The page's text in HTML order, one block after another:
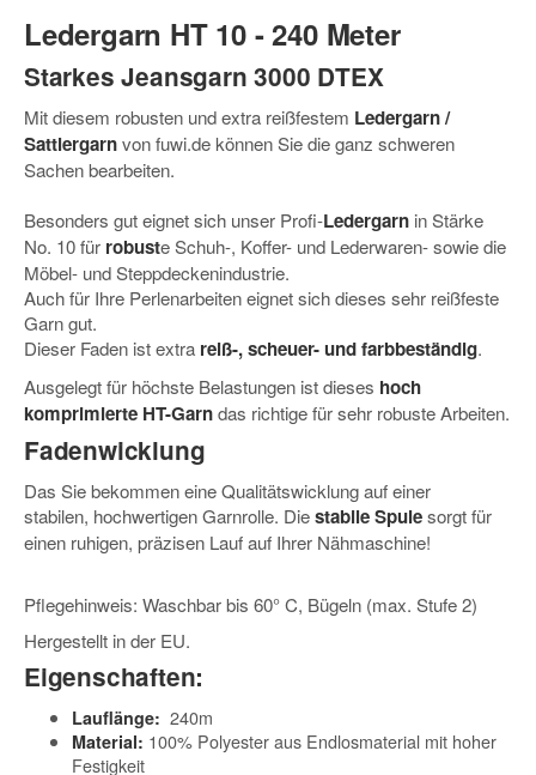
Ledergarn HT 10 - 240 Meter
Starkes Jeansgarn 3000 DTEX
Mit diesem robusten und extra reißfestem Ledergarn /
Sattlergarnvon fuwi.de können Sie die ganz schweren
Sachen bearbeiten.
Besonders gut eignet sich unser Profi-Ledergarn in Stärke
No. 10 für robusteSchuh-, Koffer- und Lederwaren- sowie die
Möbel- und Steppdeckenindustrie.
Auch für Ihre Perlenarbeiten eignet sich dieses sehr reißfeste
Garn gut.
Dieser Faden ist extra reiß-, scheuer- und farbbeständig.
Ausgelegt für höchste Belastungen ist dieses hoch
komprimierte HT-Garndas richtige für sehr robuste Arbeiten.
Fadenwicklung
Das Sie bekommen eine Qualitätswicklung auf einer
stabilen, hochwertigen Garnrolle. Diestabile Spulesorgt für
einen ruhigen, präzisen Lauf auf Ihrer Nähmaschine!
Pflegehinweis: Waschbar bis 60° C, Bügeln (max. Stufe 2)
Hergestellt in der EU.
Eigenschaften:
Lauflänge: 240m
Material: 100% Polyester aus Endlosmaterial mit hoher
Festigkeit